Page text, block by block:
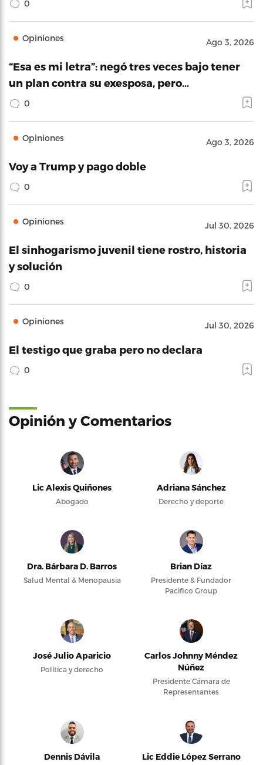
0
Opiniones Ago 3, 2026
“Esa es mi letra”: negó tres veces bajo tener
un plan contra su exesposa, pero…
0
Opiniones Ago 3, 2026
Voy a Trump y pago doble
0
Opiniones Jul 30, 2026
El sinhogarismo juvenil tiene rostro, historia
y solución
0
Opiniones Jul 30, 2026
El testigo que graba pero no declara
0
Opinión y Comentarios
Lic Alexis Quiñones
Abogado
Adriana Sánchez
Derecho y deporte
Dra. Bárbara D. Barros
Salud Mental & Menopausia
Brian Díaz
Presidente & Fundador
Pacifico Group
José Julio Aparicio
Política y derecho
Carlos Johnny Méndez
Núñez
Presidente Cámara de
Representantes
Dennis Dávila Lic Eddie López Serrano